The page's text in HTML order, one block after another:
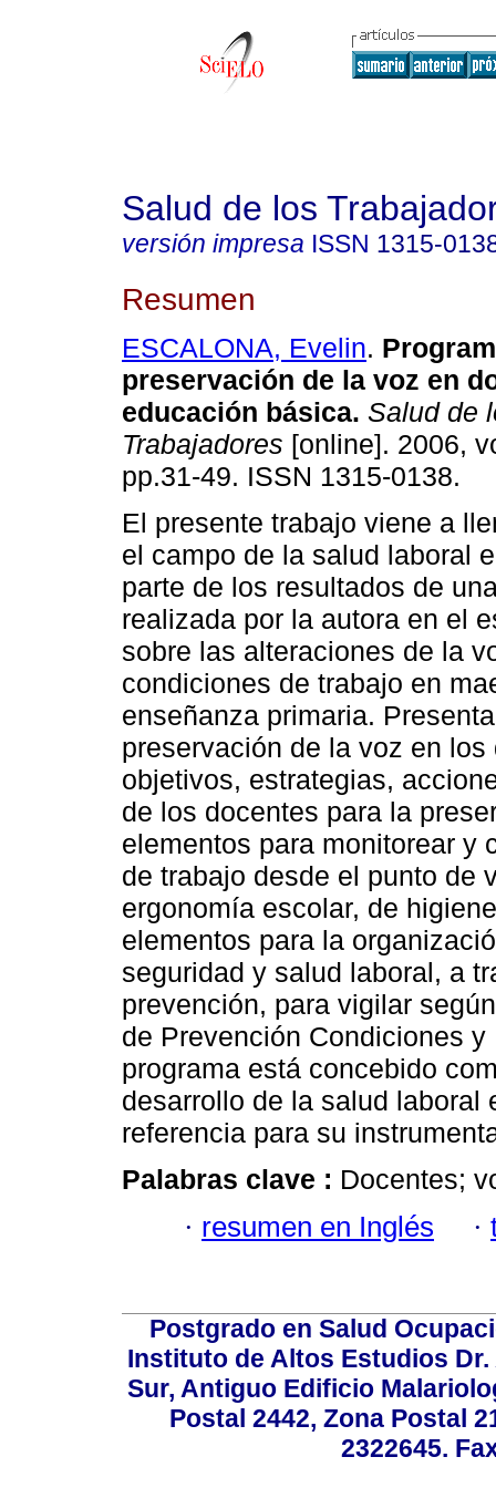
Salud de los
versión impresa ISSN 1315-
Resumen
ESCALONA, Evelin.
preservación de la voz en
educación básica. Salud de
Trabajadores [online]. 2006,
pp.31-49. ISSN 1315-0138.
El presente trabajo viene a
el campo de la salud laboral
parte de los resultados de
realizada por la autora en el
sobre las alteraciones de la
condiciones de trabajo en
enseñanza primaria.
preservación de la voz en
objetivos, estrategias,
de los docentes para la
elementos para monitorear y
de trabajo desde el punto de
ergonomía escolar, de
elementos para la
seguridad y salud laboral, a
prevención, para vigilar
de Prevención Condiciones
programa está concebido
desarrollo de la salud laboral
referencia para su
Palabras clave : Docentes;
· resumen en Inglés ·
Postgrado en Salud
Instituto de Altos Estudios
Sur, Antiguo Edificio
Postal 2442, Zona Postal
2322645.